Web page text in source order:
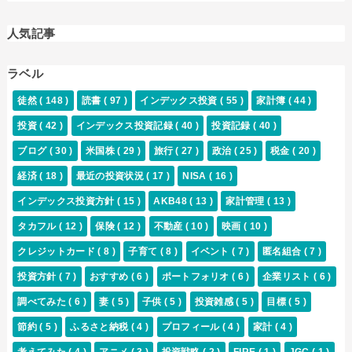
人気記事
ラベル
徒然( 148 ) 読書 ( 97 ) インデックス投資( 55 ) 家計簿 ( 44 )
投資( 42 ) インデックス投資記録( 40 ) 投資記録( 40 )
ブログ ( 30 ) 米国株( 29 ) 旅行( 27 ) 政治 ( 25 ) 税金 ( 20 )
経済( 18 ) 最近の投資状況( 17 ) NISA( 16 )
インデックス投資方針 ( 15 ) AKB48( 13 ) 家計管理( 13 )
タカフル( 12 ) 保険( 12 ) 不動産 ( 10 ) 映画( 10 )
クレジットカード( 8 ) 子育て ( 8 ) イベント( 7 ) 匿名組合 ( 7 )
投資方針( 7 ) おすすめ ( 6 ) ポートフォリオ( 6 ) 企業リスト ( 6 )
調べてみた( 6 ) 妻 ( 5 ) 子供 ( 5 ) 投資雑感( 5 ) 目標( 5 )
節約( 5 ) ふるさと納税 ( 4 ) プロフィール ( 4 ) 家計 ( 4 )